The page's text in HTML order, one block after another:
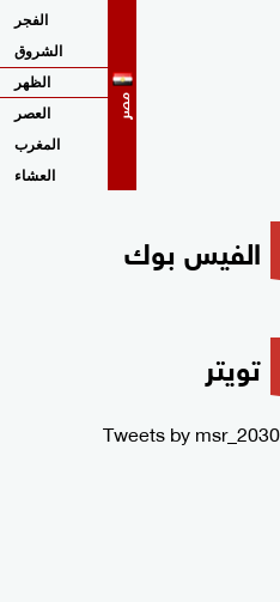
مصر
الفجر
الشروق
الظهر
العصر
المغرب
العشاء
الفيس بوك
تويتر
Tweets by msr_2030